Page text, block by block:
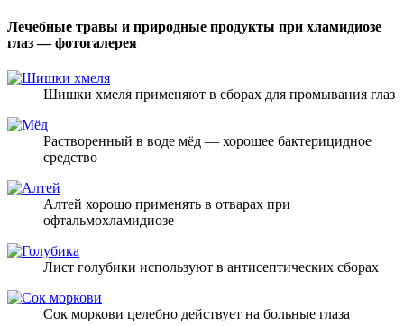
Лечебные травы и природные продукты при хламидиозе
глаз — фотогалерея
Шишки хмеля применяют в сборах для промывания глаз
Растворенный в воде мёд — хорошее бактерицидное
средство
Алтей хорошо применять в отварах при
офтальмохламидиозе
Лист голубики используют в антисептических сборах
Сок моркови целебно действует на больные глаза